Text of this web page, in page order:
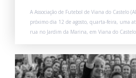
A Associação de Futebol de Viana do Castelo
próximo dia 12 de agosto, quarta-feira, uma
rua no Jardim da Marina, em Viana do